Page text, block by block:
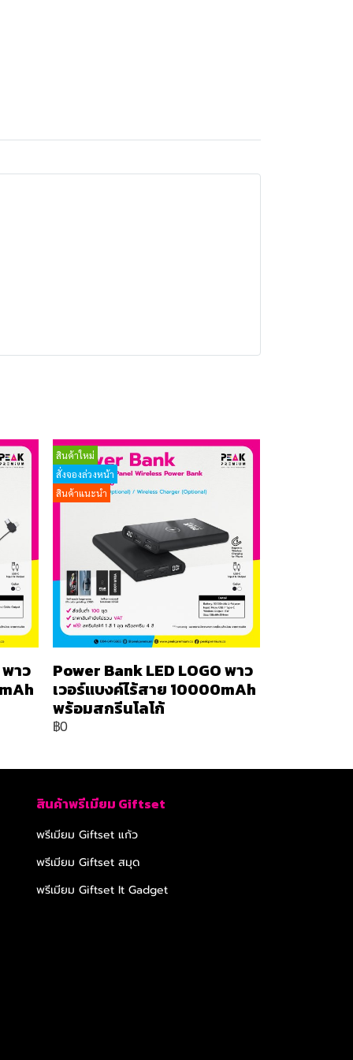
พาว
สินค้าใหม่
สั่งจองล่วงหน้า
สินค้าแนะนำ
Power Bank LED LOGO พาว
เวอร์แบงค์ไร้สาย 10000mAh
พร้อมสกรีนโลโก้
฿0
สินค้าพรีเมียม Giftset
พรีเมียม Giftset แก้ว
พรีเมียม Giftset สมุด
พรีเมียม Giftset It Gadget